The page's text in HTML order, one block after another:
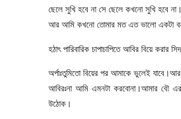
ছেলে সুখি হবে না সে ছেলে কখনো সুখি হবে না।
আর আমি কখনো তোমার মত এত ভালো একটা
হঠাৎ পারিবারিক চাপাচাপিতে আবির বিয়ে করার
অর্পাঃতুমিতো বিয়ের পর আমাকে ভুলেই
আবিরঃনা আমি এমনটা করবোনা।আমার বৌ
উঠোক।